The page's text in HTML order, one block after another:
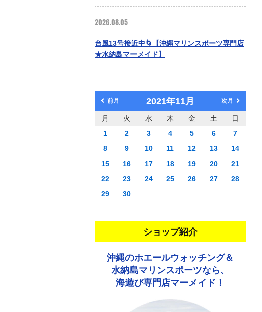
2026.08.05
台風13号接近中🌀【沖縄マリンスポーツ専門店
★水納島マーメイド】
前月 2021年11月 次月
月 火 水 木 金 土
日
1
2 3 4 5 6
7
8
9 10 11 12 13
14
15
16 17 18 19 20
21
22
23 24 25 26 27
28
29
30
ショップ紹介
沖縄のホエールウォッチング＆
水納島マリンスポーツなら、
海遊び専門店マーメイド！